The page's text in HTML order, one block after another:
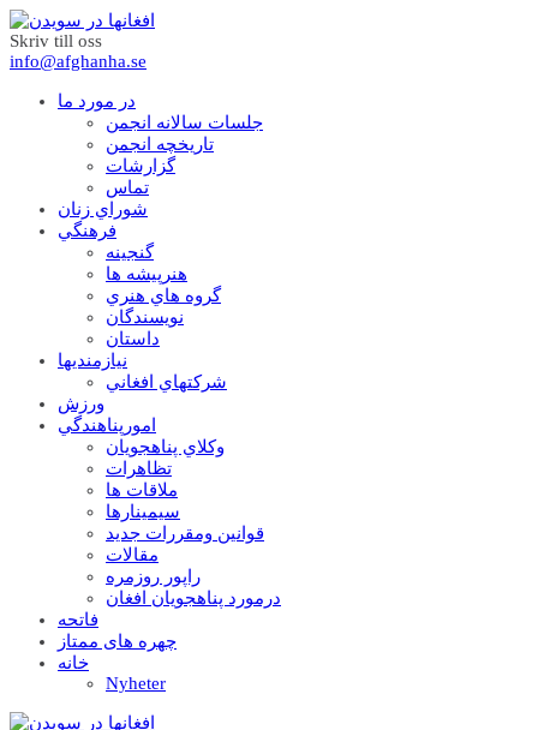
Skriv till oss
info@afghanha.se
در مورد ما
جلسات سالانه انجمن
تاریخچه انجمن
گزارشات
تماس
شوراي زنان
فرهنگي
گنجينه
هنرپيشه ها
گروه هاي هنري
نويسندگان
داستان
نيازمنديها
شرکتهاي افغاني
ورزش
امورپناهندگي
وکلاي پناهجويان
تظاهرات
ملاقات ها
سيمينارها
قوانين ومقررات جديد
مقالات
راپور روزمره
درمورد پناهجويان افغان
فاتحه
چهره های ممتاز
خانه
Nyheter